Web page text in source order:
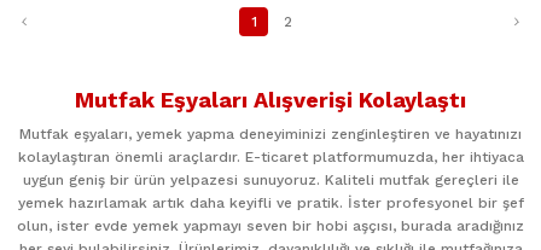
1 2
Mutfak Eşyaları Alışverişi Kolaylaştı
Mutfak eşyaları, yemek yapma deneyiminizi zenginleştiren ve hayatınızı
kolaylaştıran önemli araçlardır. E-ticaret platformumuzda, her ihtiyaca
uygun geniş bir ürün yelpazesi sunuyoruz. Kaliteli mutfak gereçleri ile
yemek hazırlamak artık daha keyifli ve pratik. İster profesyonel bir şef
olun, ister evde yemek yapmayı seven bir hobi aşçısı, burada aradığınız